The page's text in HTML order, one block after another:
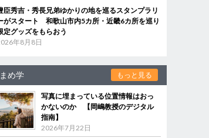
臣秀吉・秀長兄弟ゆかりの地を巡るスタンプラリ
がスタート 和歌山市内5カ所・近畿6カ所を巡り
定グッズをもらおう
年8月8日
まめ学 もっと見る
写真に埋まっている位置情報はおっ
かないのか 【岡嶋教授のデジタル
指南】
2026年7月22日